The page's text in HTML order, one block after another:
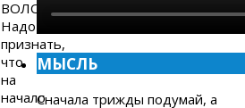
ВОЛОС.
Надо
признать,
что
на
начало
МЫСЛЬ
Сначала трижды подумай, а